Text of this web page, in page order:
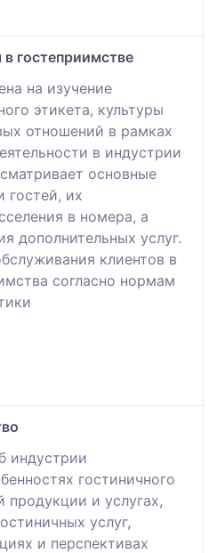
гостеприимстве
на изучение
этикета, культуры
отношений в рамках
в индустрии
основные
гостей, их
в номера, а
дополнительных услуг.
клиентов в
согласно нормам
индустрии
гостиничного
продукции и услугах,
услуг,
и перспективах